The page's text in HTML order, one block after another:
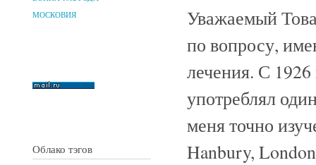
МОСКОВИЯ
Облако тэгов
Уважаемый
по вопросу,
лечения. С 1926
употреблял
меня точно
Hanbury,